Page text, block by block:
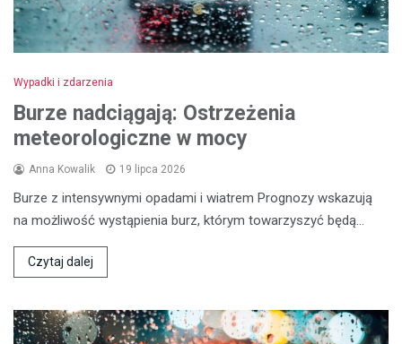
Wypadki i zdarzenia
Burze nadciągają: Ostrzeżenia
meteorologiczne w mocy
Anna Kowalik 19 lipca 2026
Burze z intensywnymi opadami i wiatrem Prognozy wskazują
na możliwość wystąpienia burz, którym towarzyszyć będą…
Czytaj dalej